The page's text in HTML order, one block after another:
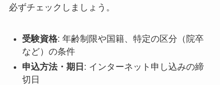
必ずチェックしましょう。
受験資格: 年齢制限や国籍、特定の区分（院卒
など）の条件
申込方法・期日 : インターネット申し込みの締
切日